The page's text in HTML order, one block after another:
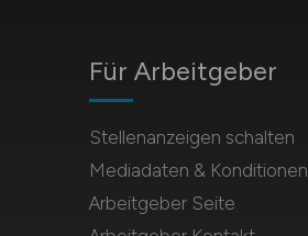
Für Arbeitgeber
Stellenanzeigen schalten
Mediadaten & Konditionen
Arbeitgeber Seite